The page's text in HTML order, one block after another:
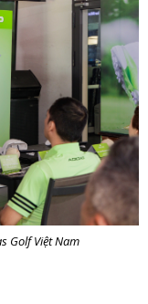
Golf Việt Nam